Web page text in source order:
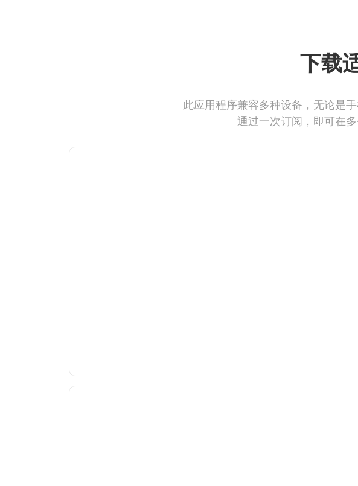
下载
此应用程序兼容多种设备，无论是
通过一次订阅，即可在